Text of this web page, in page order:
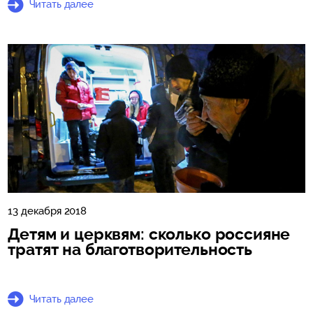
Читать далее
13 декабря 2018
Детям и церквям: сколько россияне
тратят на благотворительность
Читать далее